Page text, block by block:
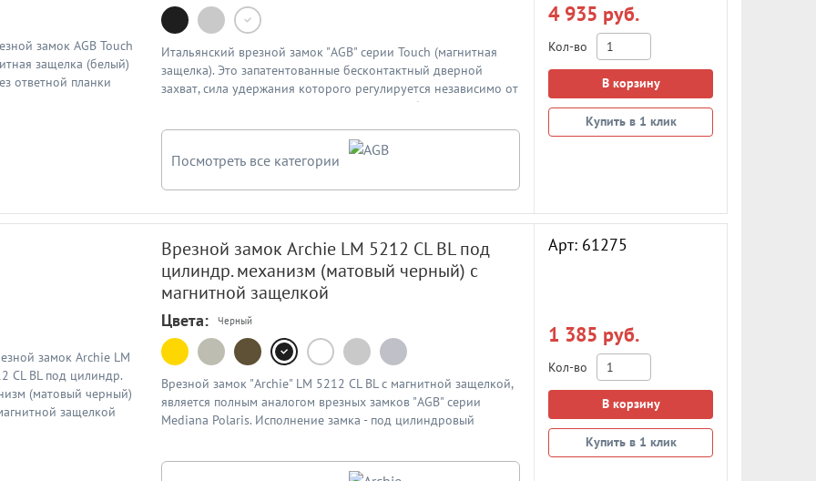
Итальянский врезной замок "AGB" серии Touch (магнитная
защелка). Это запатентованные бесконтактный дверной
захват, сила удержания которого регулируется независимо от
расстояния между створкой и рамой. Цвет: белый
замков по официального каталогу AGB. Ответная планка к
замку продается отдельно
Посмотреть все категории
4 935 руб.
Кол-во
В корзину
Купить в 1 клик
Врезной замок Archie LM 5212 CL BL под
цилиндр. механизм (матовый черный) с
магнитной защелкой
Цвета: Черный
Врезной замок "Archie" LM 5212 CL BL с магнитной защелкой,
является полным аналогом врезных замков "AGB" серии
Mediana Polaris. Исполнение замка - под цилиндровый
Арт: 61275
1 385 руб.
Кол-во
В корзину
Купить в 1 клик